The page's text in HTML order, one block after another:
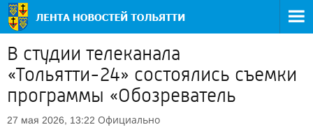
В студии телеканала
«Тольятти-24» состоялись съемки
программы «Обозреватель
27 мая 2026, 13:22 Официально